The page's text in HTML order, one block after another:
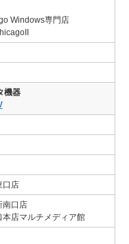
Windows専門店
機器
口店
南口店
店マルチメディア館